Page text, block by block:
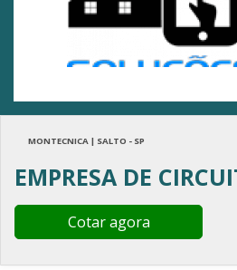
MONTECNICA | SALTO - SP
EMPRESA DE
Cotar agora